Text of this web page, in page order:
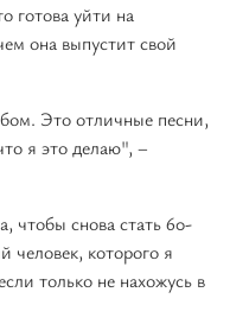
готова уйти на
она выпустит свой
Это отличные песни,
я это делаю", –
чтобы снова стать 60-
человек, которого я
только не нахожусь в